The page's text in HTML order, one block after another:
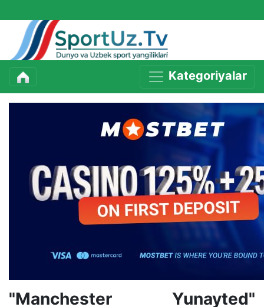
Kategoriyalar
"Manchester Yunayted"